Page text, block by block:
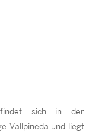
sich in der
Vallpineda und liegt